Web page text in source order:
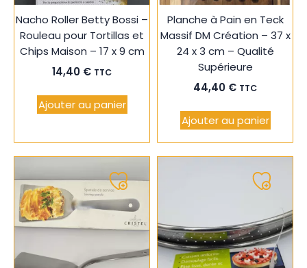
Nacho Roller Betty Bossi –
Rouleau pour Tortillas et
Chips Maison – 17 x 9 cm
14,40 € TTC
Ajouter au panier
Planche à Pain en Teck
Massif DM Création – 37 x
24 x 3 cm – Qualité
Supérieure
44,40 € TTC
Ajouter au panier
Ajouter
à
ma
liste
Ajouter
ma
liste